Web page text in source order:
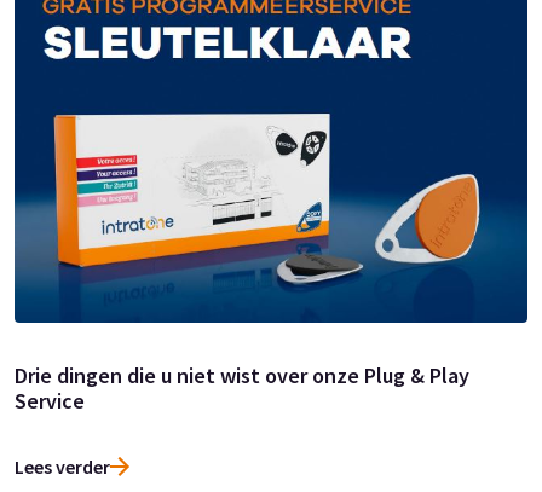
Drie dingen die u niet wist over onze Plug & Play
Service
Lees verder